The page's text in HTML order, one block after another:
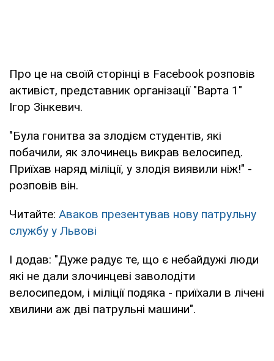
Про це на своїй сторінці в Facebook розповів
активіст, представник організації "Варта 1"
Ігор Зінкевич.
"Була гонитва за злодієм студентів, які
побачили, як злочинець викрав велосипед.
Приїхав наряд міліції, у злодія виявили ніж!" -
розповів він.
Читайте: Аваков презентував нову патрульну
службу у Львові
І додав: "Дуже радує те, що є небайдужі люди
які не дали злочинцеві заволодіти
велосипедом, і міліції подяка - приїхали в лічені
хвилини аж дві патрульні машини".